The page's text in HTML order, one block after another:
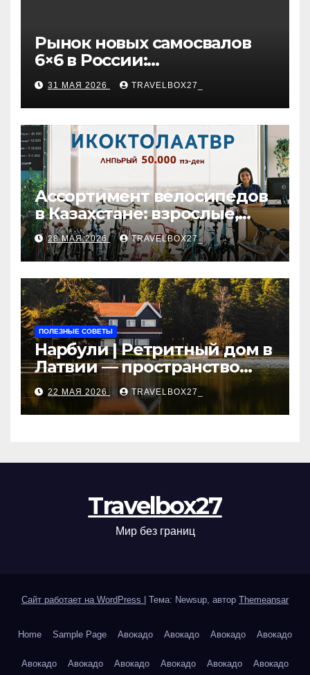
Рынок новых самосвалов
6×6 в России:
характеристики и цены
31 МАЯ 2026 TRAVELBOX27_
Ассортимент велосипедов
в Казахстане: взрослые,
детские и городские
модели, ценовые
категории и варианты
рассрочки
28 МАЯ 2026 TRAVELBOX27_
ПОЛЕЗНЫЕ СОВЕТЫ
Нарбули | Ретритный дом в
Латвии — пространство
для саморазвития и
восстановления
22 МАЯ 2026 TRAVELBOX27_
Travelbox27
Мир без границ
Сайт работает на WordPress Тема: Newsup, автор Themeansar
Home Sample Page Авокадо Авокадо Авокадо Авокадо
Авокадо Авокадо Авокадо Авокадо Авокадо Авокадо